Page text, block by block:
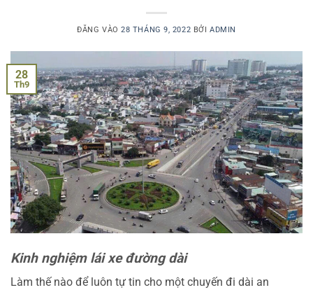
ĐĂNG VÀO28 THÁNG 9, 2022 BỞI ADMIN
28
Th9
Kinh nghiệm lái xe đường dài
Làm thế nào để luôn tự tin cho một chuyến đi dài an